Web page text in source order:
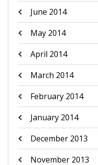
June 2014
May 2014
April 2014
March 2014
February 2014
January 2014
December 2013
November 2013